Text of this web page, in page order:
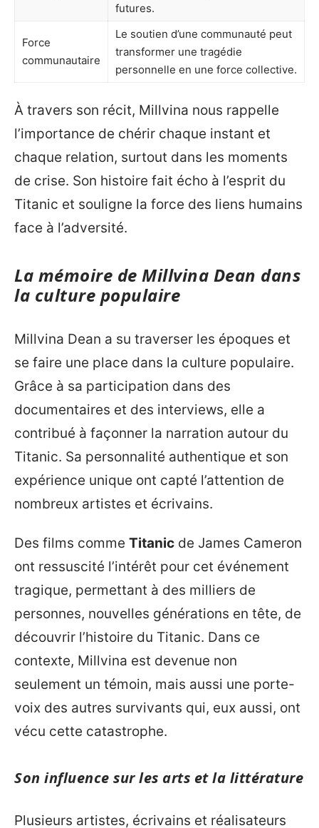
futures.
Force
communautaire
Le soutien d’une communauté peut
transformer une tragédie
personnelle en une force collective.
À travers son récit, Millvina nous rappelle
l’importance de chérir chaque instant et
chaque relation, surtout dans les moments
de crise. Son histoire fait écho à l’esprit du
Titanic et souligne la force des liens humains
face à l’adversité.
La mémoire de Millvina Dean dans
la culture populaire
Millvina Dean a su traverser les époques et
se faire une place dans la culture populaire.
Grâce à sa participation dans des
documentaires et des interviews, elle a
contribué à façonner la narration autour du
Titanic. Sa personnalité authentique et son
expérience unique ont capté l’attention de
nombreux artistes et écrivains.
Des films comme Titanic de James Cameron
ont ressuscité l’intérêt pour cet événement
tragique, permettant à des milliers de
personnes, nouvelles générations en tête, de
découvrir l’histoire du Titanic. Dans ce
contexte, Millvina est devenue non
seulement un témoin, mais aussi une porte-
voix des autres survivants qui, eux aussi, ont
vécu cette catastrophe.
Son influence sur les arts et la littérature
Plusieurs artistes, écrivains et réalisateurs